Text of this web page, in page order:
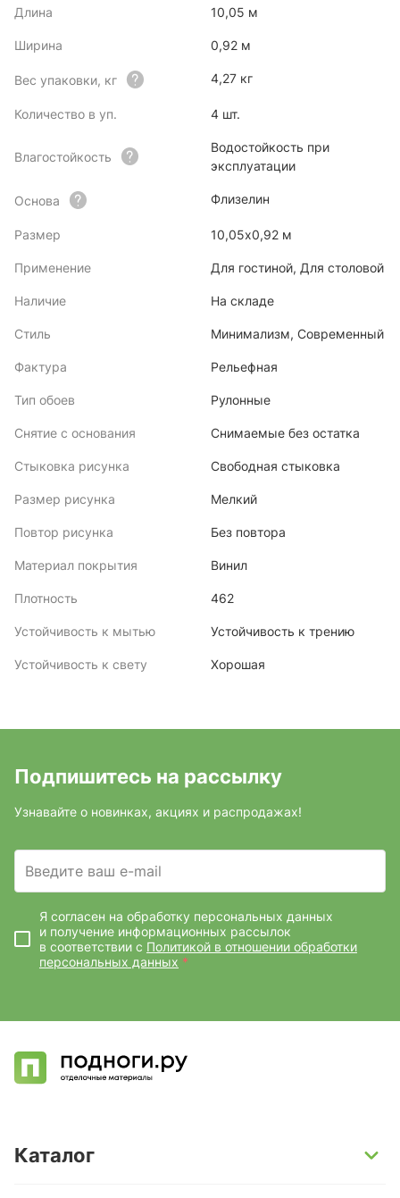
Длина 10,05 м
Ширина 0,92 м
Вес упаковки, кг 4,27 кг
Количество в уп. 4 шт.
Влагостойкость
Водостойкость при
эксплуатации
Основа Флизелин
Размер 10,05х0,92 м
Применение Для гостиной, Для столовой
Наличие На складе
Стиль Минимализм, Современный
Фактура Рельефная
Тип обоев Рулонные
Снятие с основания Снимаемые без остатка
Стыковка рисунка Свободная стыковка
Размер рисунка Мелкий
Повтор рисунка Без повтора
Материал покрытия Винил
Плотность 462
Устойчивость к мытью Устойчивость к трению
Устойчивость к свету Хорошая
Подпишитесь на рассылку
Узнавайте о новинках, акциях и распродажах!
Введите ваш e-mail
Я согласен на обработку персональных данных
и получение информационных рассылок
в соответствии с Политикой в отношении обработки
персональных данных *
Каталог